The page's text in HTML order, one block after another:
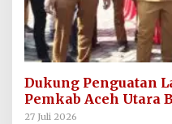
Dukung Penguatan
Pemkab Aceh Utara
untuk Imum Gampong
27 Juli 2026